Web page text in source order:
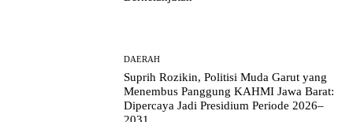
DAERAH
Suprih Rozikin, Politisi Muda Garut yang
Menembus Panggung KAHMI Jawa Barat:
Dipercaya Jadi Presidium Periode 2026–